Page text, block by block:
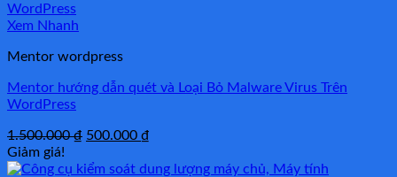
Xem Nhanh
Mentor wordpress
Mentor hướng dẫn quét và Loại Bỏ Malware Virus Trên
WordPress
1.500.000₫ Giá
là:
500.000 ₫
tại
Giảm giá!